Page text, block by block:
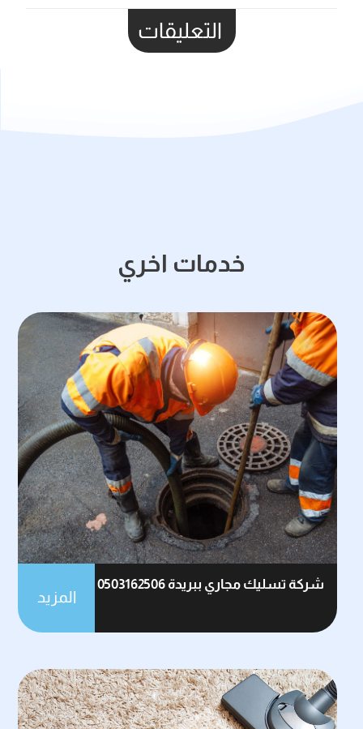
التعليقات
خدمات اخري
شركة تسليك مجاري ببريدة 0503162506
المزيد